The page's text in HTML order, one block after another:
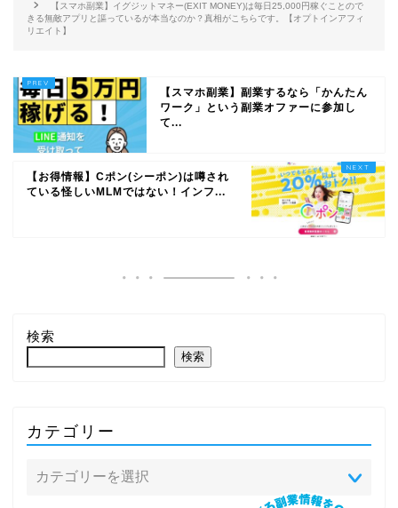
【スマホ副業】イグジットマネー(EXIT MONEY)は毎日25,000円稼ぐことので
きる無敵アプリと謳っているが本当なのか？真相がこちらです。【オプトインアフィ
リエイト】
【スマホ副業】副業するなら「かんたん
ワーク」という副業オファーに参加し
て...
【お得情報】Cポン(シーポン)は噂され
ている怪しいMLMではない！インフ...
検索
検索
カテゴリー